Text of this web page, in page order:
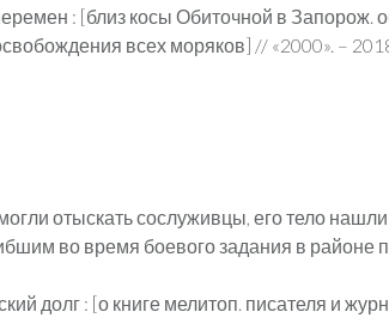
: [близ косы Обиточной в Запорож.
всех моряков] // «2000». –
отыскать сослуживцы, его тело
во время боевого задания в районе
долг : [о книге мелитоп. писателя и